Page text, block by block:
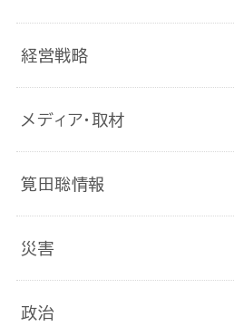
経営戦略
メディア･取材
筧田聡情報
災害
政治